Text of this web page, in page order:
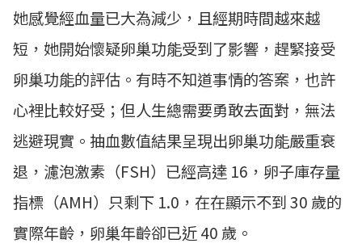
她感覺經血量已大為減少，且經期時間越來越
短，她開始懷疑卵巢功能受到了影響，趕緊接受
卵巢功能的評估。有時不知道事情的答案，也許
心裡比較好受；但人生總需要勇敢去面對，無法
逃避現實。抽血數值結果呈現出卵巢功能嚴重衰
退，濾泡激素（FSH）已經高達 16，卵子庫存量
指標（AMH）只剩下 1.0，在在顯示不到 30 歲的
實際年齡，卵巢年齡卻已近 40 歲。